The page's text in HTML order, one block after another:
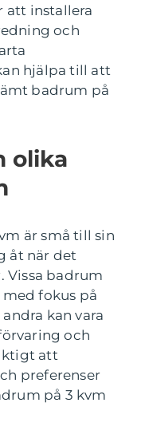
installera
och
hjälpa till att
badrum på
olika
är små till sin
åt när det
Vissa badrum
fokus på
kan vara
och
att
preferenser
på 3 kvm